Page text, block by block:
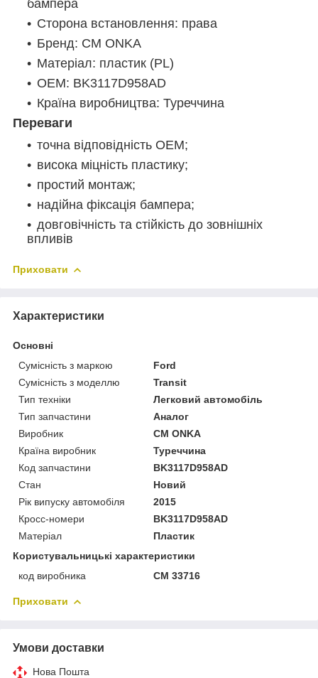
бампера
Сторона встановлення: права
Бренд: CM ONKA
Матеріал: пластик (PL)
OEM: BK3117D958AD
Країна виробництва: Туреччина
Переваги
точна відповідність OEM;
висока міцність пластику;
простий монтаж;
надійна фіксація бампера;
довговічність та стійкість до зовнішніх
впливів
Приховати
Характеристики
Основні
Сумісність з маркою
Ford
Сумісність з моделлю
Transit
Тип техніки
Легковий автомобіль
Тип запчастини
Аналог
Виробник
CM ONKA
Країна виробник
Туреччина
Код запчастини
BK3117D958AD
Стан
Новий
Рік випуску автомобіля
2015
Кросс-номери
BK3117D958AD
Матеріал
Пластик
Користувальницькі характеристики
код виробника
CM 33716
Приховати
Умови доставки
Нова Пошта